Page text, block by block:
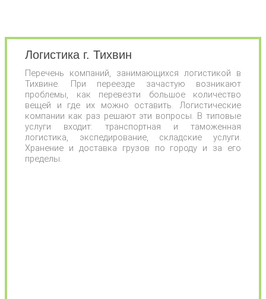
Логистика г. Тихвин
Перечень компаний, занимающихся логистикой в
Тихвине. При переезде зачастую возникают
проблемы, как перевезти большое количество
вещей и где их можно оставить. Логистические
компании как раз решают эти вопросы. В типовые
услуги входит: транспортная и таможенная
логистика, экспедирование, складские услуги.
Хранение и доставка грузов по городу и за его
пределы.